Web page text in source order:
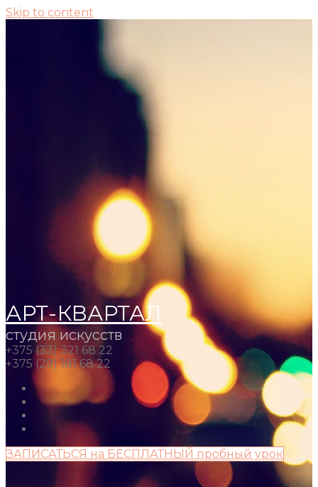
Skip to content
АРТ-КВАРТАЛ
студия искусств
+375 (33) 321 68 22
+375 (29) 181 68 22
ЗАПИСАТЬСЯ на БЕСПЛАТНЫЙ пробный урок